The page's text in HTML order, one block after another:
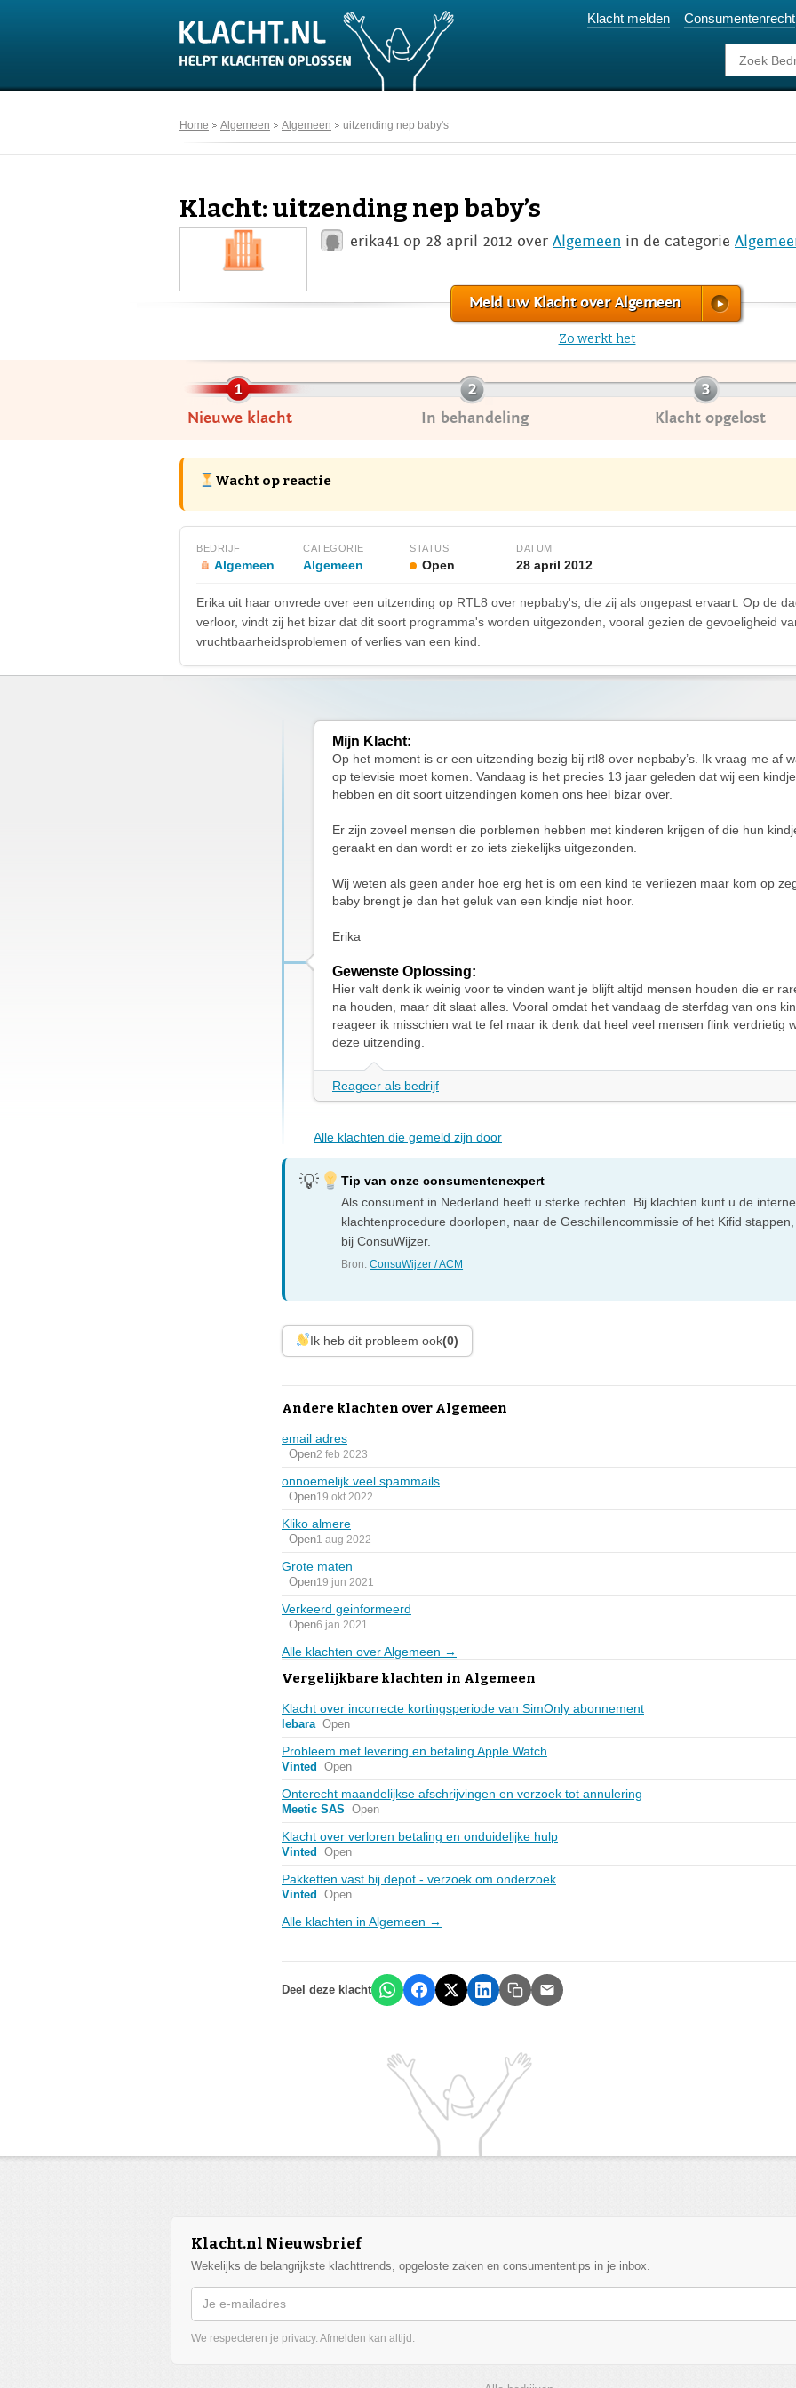
Klacht melden Consumentenrecht
Home Algemeen Algemeen uitzending nep baby's
Klacht: uitzending nep baby’s
erika41 op 28 april 2012 over Algemeen in de categorie
Meld uw Klacht over Algemeen
Zo werkt het
Nieuwe klacht In behandeling Klacht opgelost
Wacht op reactie
BEDRIJF
Algemeen
CATEGORIE
Algemeen
STATUS
Open
DATUM
28 april 2012
Erika uit haar onvrede over een uitzending op RTL8 over nepbaby's, die zij als ongepast ervaart. Op de
verloor, vindt zij het bizar dat dit soort programma's worden uitgezonden, vooral gezien de gevoeligheid
vruchtbaarheidsproblemen of verlies van een kind.
Mijn Klacht:
Op het moment is er een uitzending bezig bij rtl8 over nepbaby’s. Ik vraag me af
op televisie moet komen. Vandaag is het precies 13 jaar geleden dat wij een
hebben en dit soort uitzendingen komen ons heel bizar over.
Er zijn zoveel mensen die porblemen hebben met kinderen krijgen of die hun
geraakt en dan wordt er zo iets ziekelijks uitgezonden.
Wij weten als geen ander hoe erg het is om een kind te verliezen maar kom op
baby brengt je dan het geluk van een kindje niet hoor.
Erika
Gewenste Oplossing:
Hier valt denk ik weinig voor te vinden want je blijft altijd mensen houden die er
na houden, maar dit slaat alles. Vooral omdat het vandaag de sterfdag van ons
reageer ik misschien wat te fel maar ik denk dat heel veel mensen flink verdrietig
deze uitzending.
Reageer als bedrijf
Alle klachten die gemeld zijn door
Tip van onze consumentenexpert
Als consument in Nederland heeft u sterke rechten. Bij klachten kunt u de interne
klachtenprocedure doorlopen, naar de Geschillencommissie of het Kifid
bij ConsuWijzer.
Bron:ConsuWijzer / ACM
Ik heb dit probleem ook(0)
Andere klachten over Algemeen
email adres
Open2 feb 2023
onnoemelijk veel spammails
Open19 okt 2022
Kliko almere
Open1 aug 2022
Grote maten
Open19 jun 2021
Verkeerd geinformeerd
Open6 jan 2021
Alle klachten over Algemeen →
Vergelijkbare klachten in Algemeen
Klacht over incorrecte kortingsperiode van SimOnly abonnement
lebara Open
Probleem met levering en betaling Apple Watch
Vinted Open
Onterecht maandelijkse afschrijvingen en verzoek tot annulering
Meetic SAS Open
Klacht over verloren betaling en onduidelijke hulp
Vinted Open
Pakketten vast bij depot - verzoek om onderzoek
Vinted Open
Alle klachten in Algemeen →
Deel deze klacht
Klacht.nl Nieuwsbrief
Wekelijks de belangrijkste klachttrends, opgeloste zaken en consumententips in je inbox.
We respecteren je privacy. Afmelden kan altijd.